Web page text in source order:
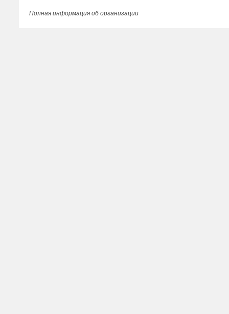
Полная информация об организации